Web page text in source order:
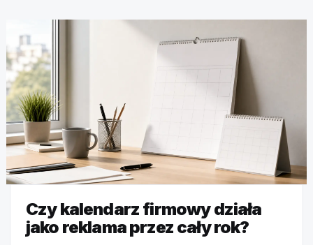
Czy kalendarz firmowy działa
jako reklama przez cały rok?